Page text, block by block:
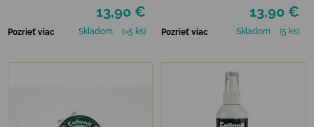
13,90 €
Pozrieť viac Skladom (>5 ks)
13,90 €
Pozrieť viac Skladom (5 ks)